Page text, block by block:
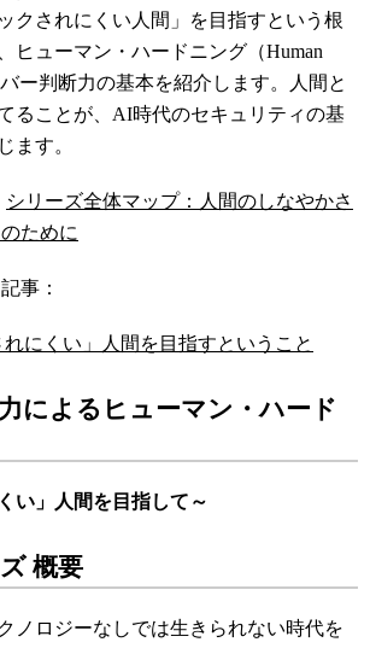
クされにくい人間」を目指すという根
ヒューマン・ハードニング（Human
ー判断力の基本を紹介します。人間と
ることが、AI時代のセキュリティの基
ます。
シリーズ全体マップ：人間のしなやかさ
ために
事：
にくい」人間を目指すということ
によるヒューマン・ハード
い」人間を目指して～
概要
ノロジーなしでは生きられない時代を